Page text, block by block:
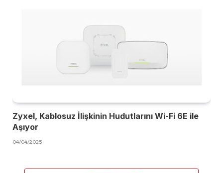
Zyxel, Kablosuz İlişkinin Hudutlarını Wi-Fi 6E ile
Aşıyor
04/04/2025